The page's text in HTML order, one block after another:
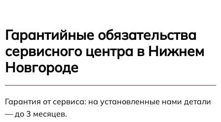
Гарантийные обязательства
сервисного центра в Нижнем
Новгороде
Гарантия от сервиса: на установленные нами детали
— до 3 месяцев.